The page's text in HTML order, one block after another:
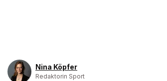
Nina Köpfer
Redaktorin Sport